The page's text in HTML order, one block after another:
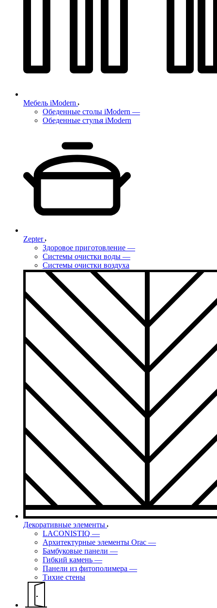
Мебель iModern
Обеденные столы iModern —
Обеденные стулья iModern
Zepter
Здоровое приготовление —
Системы очистки воды —
Системы очистки воздуха
Декоративные элементы
LACONISTIQ —
Архитектурные элементы Orac —
Бамбуковые панели —
Гибкий камень —
Панели из фитополимера —
Тихие стены